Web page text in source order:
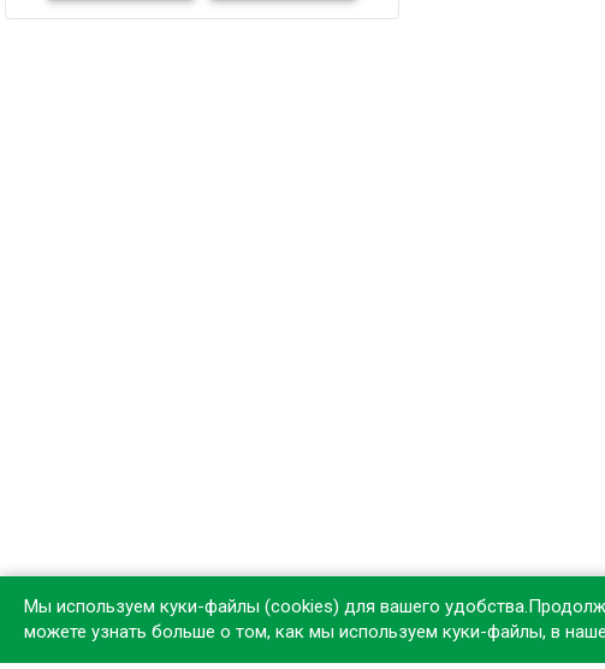
Установите
Мы используем куки-файлы (cookies) для вашего
можете узнать больше о том, как мы используем куки-файлы, в